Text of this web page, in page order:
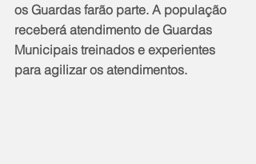
os Guardas farão parte. A população
receberá atendimento de Guardas
Municipais treinados e experientes
para agilizar os atendimentos.